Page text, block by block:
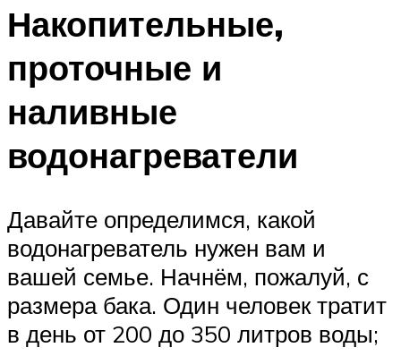
Накопительные,
проточные и
наливные
водонагреватели
Давайте определимся, какой
водонагреватель нужен вам и
вашей семье. Начнём, пожалуй, с
размера бака. Один человек тратит
в день от 200 до 350 литров воды;